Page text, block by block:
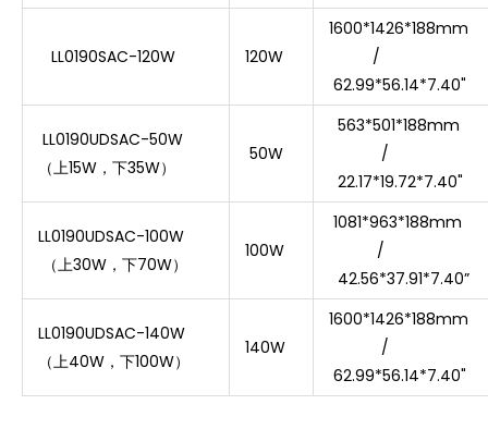
LL0190SAC-120W 120W
1600*1426*188mm
/
62.99*56.14*7.40"
LL0190UDSAC-50W
（上15W，下35W）
50W
563*501*188mm
/
22.17*19.72*7.40"
LL0190UDSAC-100W
（上30W，下70W）
100W
1081*963*188mm
/
42.56*37.91*7.40”
LL0190UDSAC-140W
（上40W，下100W）
140W
1600*1426*188mm
/
62.99*56.14*7.40"